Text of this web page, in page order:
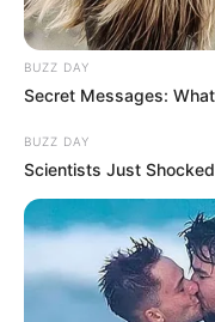
BUZZ DAY
Secret Messages:
BUZZ DAY
Scientists Just